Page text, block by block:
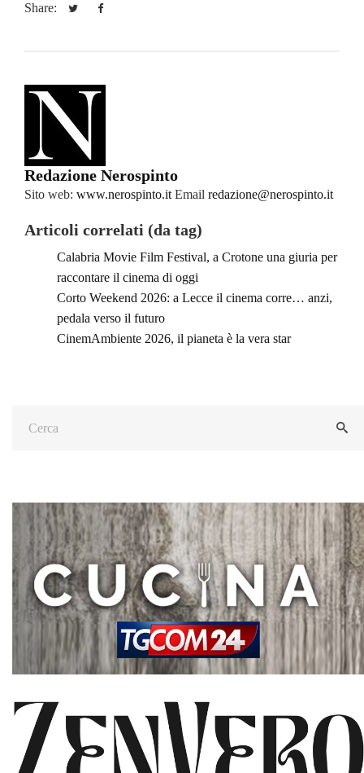
Share:
Redazione Nerospinto
Sito web: www.nerospinto.it Email redazione@nerospinto.it
Articoli correlati (da tag)
Calabria Movie Film Festival, a Crotone una giuria per
raccontare il cinema di oggi
Corto Weekend 2026: a Lecce il cinema corre… anzi,
pedala verso il futuro
CinemAmbiente 2026, il pianeta è la vera star